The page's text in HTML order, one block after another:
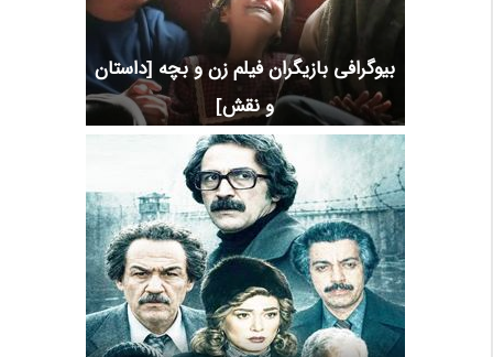
بیوگرافی بازیگران فیلم زن و بچه [داستان
و نقش]